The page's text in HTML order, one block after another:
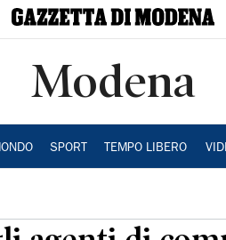
Modena
SPORT TEMPO LIBERO